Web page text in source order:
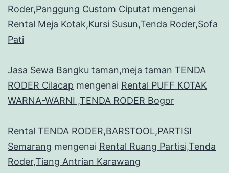
Roder,Panggung Custom Ciputat mengenai
Rental Meja Kotak,Kursi Susun,Tenda Roder,Sofa
Pati
Jasa Sewa Bangku taman,meja taman TENDA
RODER Cilacap mengenai Rental PUFF KOTAK
WARNA-WARNI ,TENDA RODER Bogor
Rental TENDA RODER,BARSTOOL,PARTISI
Semarang mengenai Rental Ruang Partisi,Tenda
Roder,Tiang Antrian Karawang